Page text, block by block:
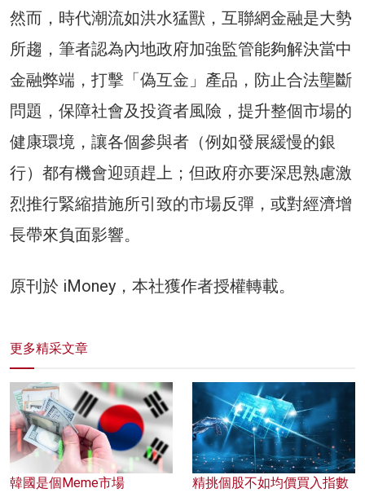
然而，時代潮流如洪水猛獸，互聯網金融是大勢
所趨，筆者認為內地政府加強監管能夠解決當中
金融弊端，打擊「偽互金」產品，防止合法壟斷
問題，保障社會及投資者風險，提升整個市場的
健康環境，讓各個參與者（例如發展緩慢的銀
行）都有機會迎頭趕上；但政府亦要深思熟慮激
烈推行緊縮措施所引致的市場反彈，或對經濟增
長帶來負面影響。
原刊於 iMoney，本社獲作者授權轉載。
更多精采文章
韓國是個Meme市場
精挑個股不如均價買入指數